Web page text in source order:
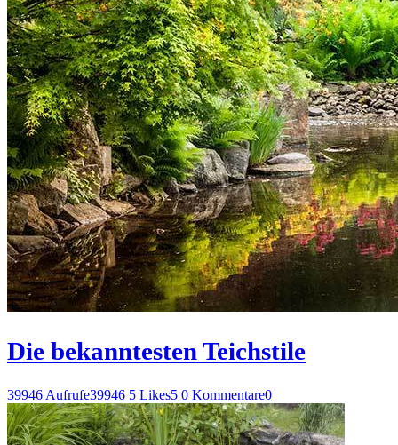
Die bekanntesten Teichstile
39946 Aufrufe39946 5 Likes5 0 Kommentare0